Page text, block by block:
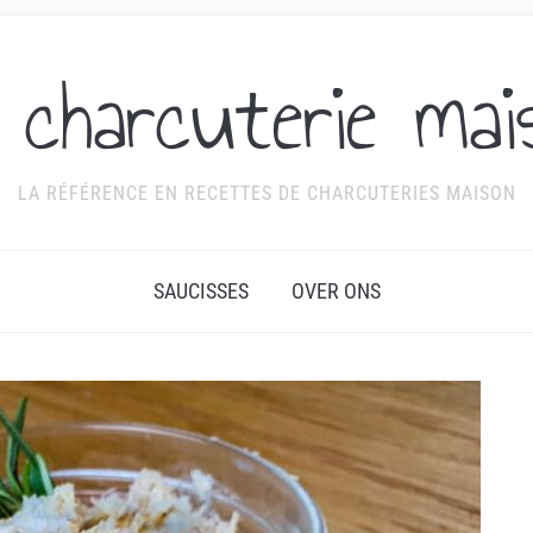
LA RÉFÉRENCE EN RECETTES DE CHARCUTERIES MAISON
SAUCISSES OVER ONS